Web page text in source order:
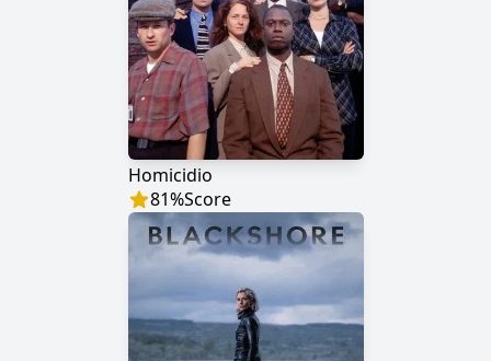
Homicidio
81%Score